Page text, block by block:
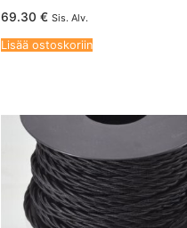
69.30 € Sis. Alv.
Lisää ostoskoriin